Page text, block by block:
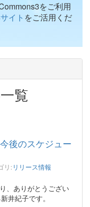
をご利用
イト をご活用くだ
覧
後のスケジュー
リ: リリース情報
、ありがとうござい
井紀子です。